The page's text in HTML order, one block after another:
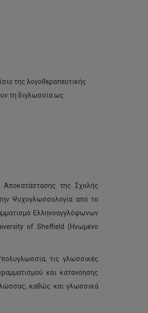
της λογοθεραπευτικής
τη διγλωσσία ως
της Σχολής
Ψυχογλωσσολογία από το
Ελληνοαγγλόφωνων
of Sheffield (Ηνωμένο
τις γλωσσικές
και κατανόησης
καθώς και γλωσσικά